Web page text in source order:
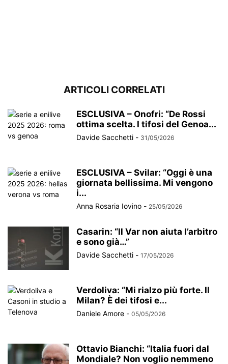
ARTICOLI CORRELATI
ESCLUSIVA – Onofri: “De Rossi
ottima scelta. I tifosi del Genoa...
Davide Sacchetti - 31/05/2026
ESCLUSIVA – Svilar: “Oggi è una
giornata bellissima. Mi vengono
i...
Anna Rosaria Iovino - 25/05/2026
Casarin: “Il Var non aiuta l’arbitro
e sono già…”
Davide Sacchetti - 17/05/2026
Verdoliva: “Mi rialzo più forte. Il
Milan? È dei tifosi e...
Daniele Amore - 05/05/2026
Ottavio Bianchi: “Italia fuori dal
Mondiale? Non voglio nemmeno